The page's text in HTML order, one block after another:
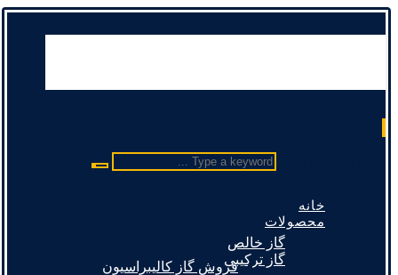
خانه
محصولات
گاز خالص
گاز ترکیبیفروش گاز کالیبراسیون